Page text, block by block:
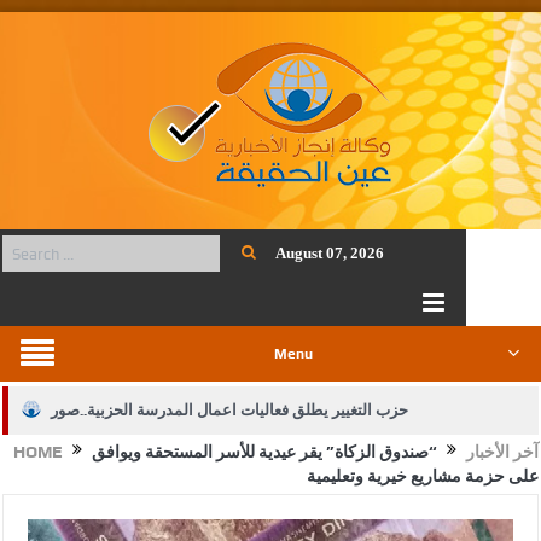
August 07, 2026
Menu
حزب التغيير يطلق فعاليات اعمال المدرسة الحزبية..صور
الجيش يفتح باب التجنيد لحملة البكالوريوس في الحقوق والقانونHOME آخر الأخبار
“صندوق الزكاة” يقر عيدية للأسر المستحقة ويوافق
على حزمة مشاريع خيرية وتعليمية